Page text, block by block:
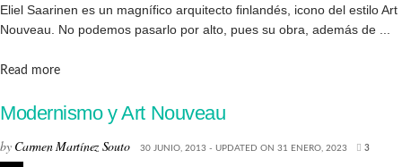
Eliel Saarinen es un magnífico arquitecto finlandés, icono del estilo Art
Nouveau. No podemos pasarlo por alto, pues su obra, además de ...
Read moreDetails
Modernismo y Art Nouveau
by Carmen Martínez Souto 30 JUNIO, 2013 - UPDATED ON 31 ENERO, 2023 3